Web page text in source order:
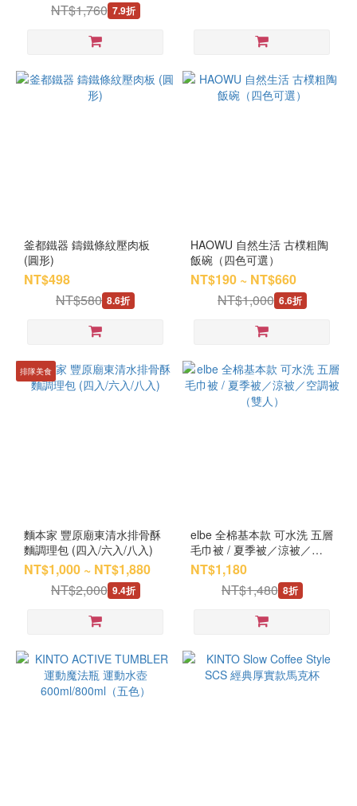
NT$1,760 7.9折
釜都鐵器 鑄鐵條紋壓肉板
(圓形)
NT$498
NT$580 8.6折
HAOWU 自然生活 古樸粗陶
飯碗（四色可選）
NT$190 ~ NT$660
NT$1,000 6.6折
排隊美食
麵本家 豐原廟東清水排骨酥
麵調理包 (四入/六入/八入)
NT$1,000 ~ NT$1,880
NT$2,000 9.4折
elbe 全棉基本款 可水洗 五層
毛巾被 / 夏季被／涼被／空
調被（雙人）
NT$1,180
NT$1,480 8折